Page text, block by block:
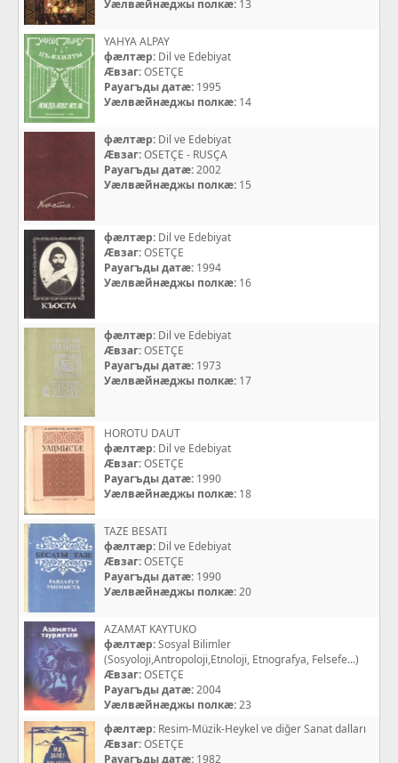
Уæлвæйнæджы полкæ: 13
YAHYA ALPAY
фæлтæр: Dil ve Edebiyat
Æвзаг:OSETÇE
Рауагъды датæ: 1995
Уæлвæйнæджы полкæ: 14
фæлтæр: Dil ve Edebiyat
Æвзаг:OSETÇE - RUSÇA
Рауагъды датæ:2002
Уæлвæйнæджы полкæ: 15
фæлтæр: Dil ve Edebiyat
Æвзаг:OSETÇE
Рауагъды датæ: 1994
Уæлвæйнæджы полкæ: 16
фæлтæр: Dil ve Edebiyat
Æвзаг:OSETÇE
Рауагъды датæ: 1973
Уæлвæйнæджы полкæ: 17
HOROTU DAUT
фæлтæр: Dil ve Edebiyat
Æвзаг:OSETÇE
Рауагъды датæ: 1990
Уæлвæйнæджы полкæ: 18
TAZE BESATI
фæлтæр: Dil ve Edebiyat
Æвзаг:OSETÇE
Рауагъды датæ: 1990
Уæлвæйнæджы полкæ:20
AZAMAT KAYTUKO
фæлтæр:Sosyal Bilimler
(Sosyoloji,Antropoloji,Etnoloji, Etnografya, Felsefe...)
Æвзаг:OSETÇE
Рауагъды датæ:2004
Уæлвæйнæджы полкæ:23
фæлтæр: Resim-Müzik-Heykel ve diğer Sanat dalları
Æвзаг:OSETÇE
Рауагъды датæ: 1982